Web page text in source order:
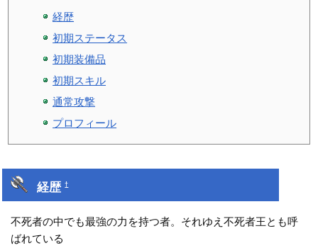
経歴
初期ステータス
初期装備品
初期スキル
通常攻撃
プロフィール
経歴†
不死者の中でも最強の力を持つ者。それゆえ不死者王とも呼
ばれている